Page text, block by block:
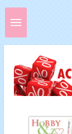
Ga
direct
de
hoofdinhoud